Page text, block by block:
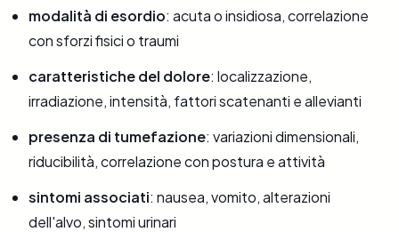
modalità di esordio: acuta o insidiosa, correlazione
con sforzi fisici o traumi
caratteristiche del dolore: localizzazione,
irradiazione, intensità, fattori scatenanti e allevianti
presenza di tumefazione: variazioni dimensionali,
riducibilità, correlazione con postura e attività
sintomi associati: nausea, vomito, alterazioni
dell'alvo, sintomi urinari